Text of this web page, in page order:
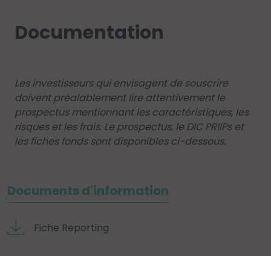
Documentation
Les investisseurs qui envisagent de souscrire
doivent préalablement lire attentivement le
prospectus mentionnant les caractéristiques, les
risques et les frais. Le prospectus, le DIC PRIIPs et
les fiches fonds sont disponibles ci-dessous.
Documents d'information
Fiche Reporting